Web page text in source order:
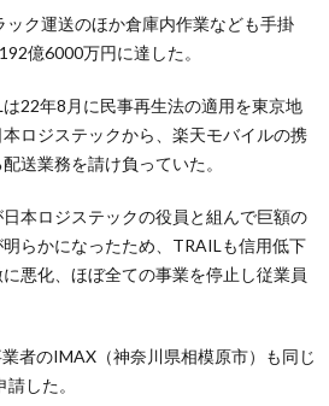
ク運送のほか倉庫内作業なども手掛
億6000万円に達した。
22年8月に民事再生法の適用を東京地
ロジステックから、楽天モバイルの携
送業務を請け負っていた。
本ロジステックの役員と組んで巨額の
らかになったため、TRAILも信用低下
悪化、ほぼ全ての事業を停止し従業員
者のIMAX（神奈川県相模原市）も同じ
した。